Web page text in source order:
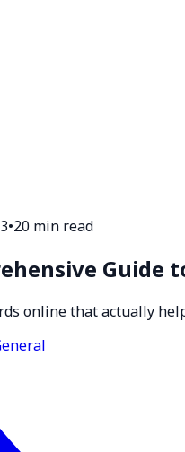
•20 min read
Guide
online that actually